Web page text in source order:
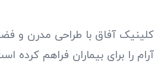
کلینیک آفاق با طراحی مدرن و
آرام را برای بیماران فراهم کرده